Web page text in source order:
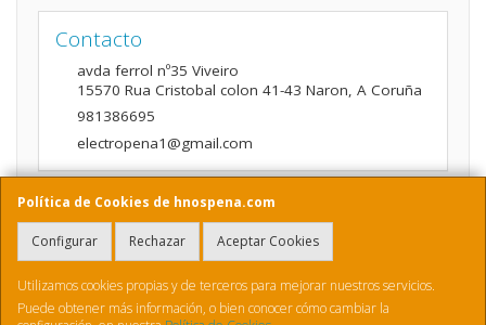
Política de Cookies de hnospena.com
Configurar Rechazar Aceptar Cookies
Utilizamos cookies propias y de terceros para mejorar nuestros servicios.
Puede obtener más información, o bien conocer cómo cambiar la
Contacto
avda ferrol nº35 Viveiro
15570 Rua Cristobal colon 41-43 Naron, A Coruña
981386695
electropena1@gmail.com
Horario
9:00 a 14:00 y de 16:00 A 20:00